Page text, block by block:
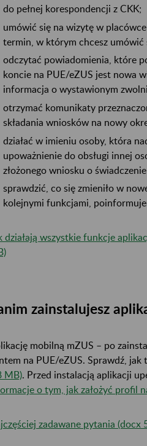
do pełnej korespondencji z CKK;
umówić się na wizytę w
termin, w którym chcesz umówić
odczytać powiadomienia, które
koncie na PUE/eZUS jest nowa
informacja o wystawionym
otrzymać komunikaty
składania wniosków na nowy
działać w imieniu osoby, która
upoważnienie do obsługi innej
złożonego wniosku o
sprawdzić, co się zmieniło w
kolejnymi funkcjami,
działają wszystkie funkcje
zainstalujesz
mobilną mZUS – po
na PUE/eZUS. Sprawdź, jak
MB). Przed instalacją aplikacji
o tym, jak założyć profil
zadawane pytania (docx